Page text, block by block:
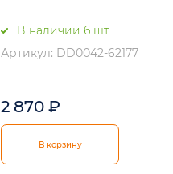
В наличии 6 шт.
Артикул: DD0042-62177
2 870 ₽
В корзину